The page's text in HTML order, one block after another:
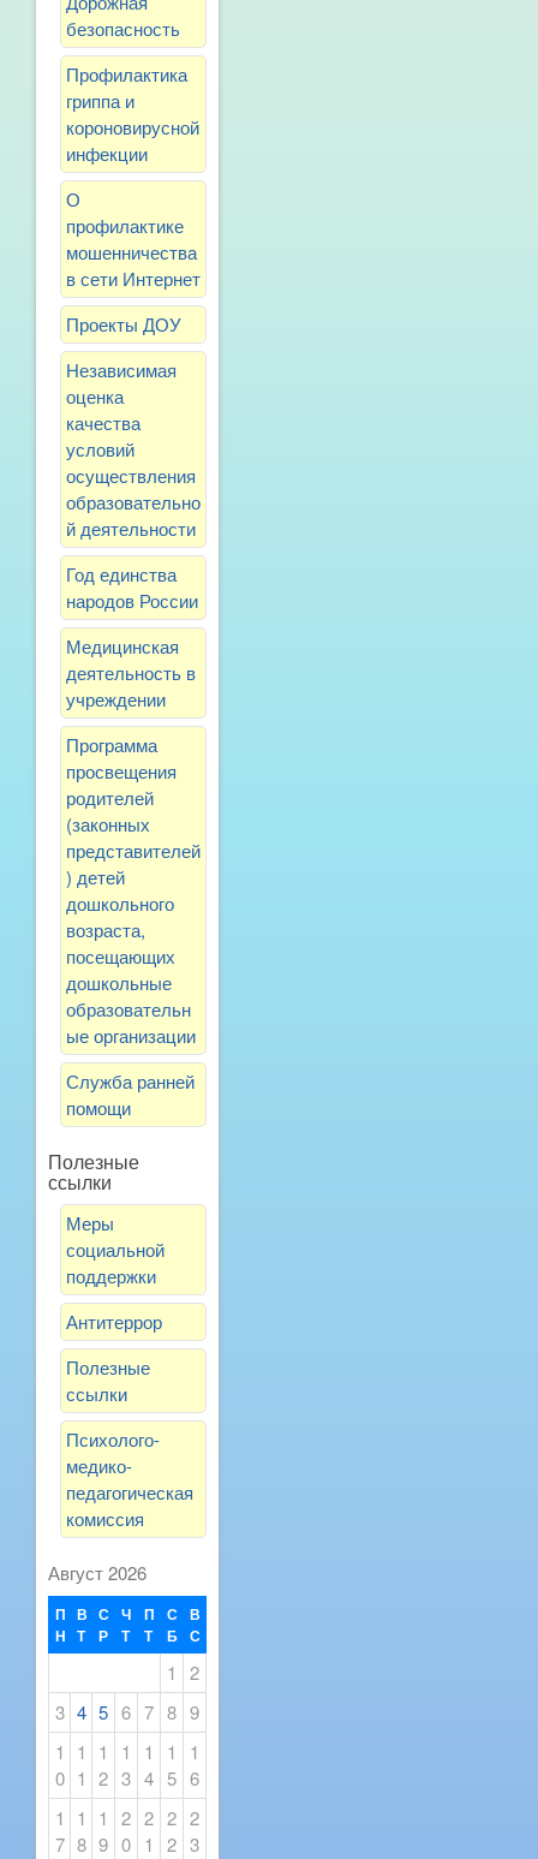
безопасность
Профилактика
гриппа и
короновирусной
инфекции
О
профилактике
мошенничества
в сети Интернет
Проекты ДОУ
Независимая
оценка
качества
условий
осуществления
образовательно
й деятельности
Год единства
народов России
Медицинская
деятельность в
учреждении
Программа
просвещения
родителей
(законных
представителей
) детей
дошкольного
возраста,
посещающих
дошкольные
образовательн
ые организации
Служба ранней
помощи
Полезные
ссылки
Меры
социальной
поддержки
Антитеррор
Полезные
ссылки
Психолого-
медико-
педагогическая
комиссия
Август 2026
П
Н
В
Т
С
Р
Ч
Т
П
Т
С
Б
В
С
1
2
3 4 5 6 7 8 9
1
0
1
1
1
2
1
3
1
4
1
5
1
6
1
7
1
8
1
9
2
0
2
1
2
2
2
3